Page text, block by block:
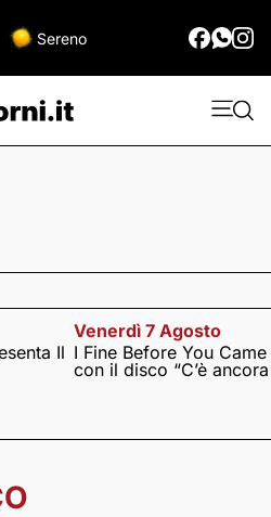
Sereno
Il
Venerdì 7 Agosto
I Fine Before You
con il disco “C’è